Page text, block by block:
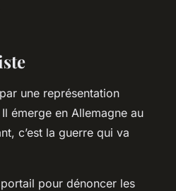
une représentation
émerge en Allemagne au
c’est la guerre qui va
pour dénoncer les